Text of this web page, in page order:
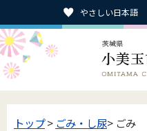
やさしい日本語
トップ> ごみ・し尿> ごみ